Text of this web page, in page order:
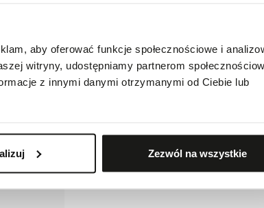
aby oferować funkcje społecznościowe i
witryny, udostępniamy partnerom
z innymi danymi otrzymanymi od Ciebie lub
Zezwól na wszystkie